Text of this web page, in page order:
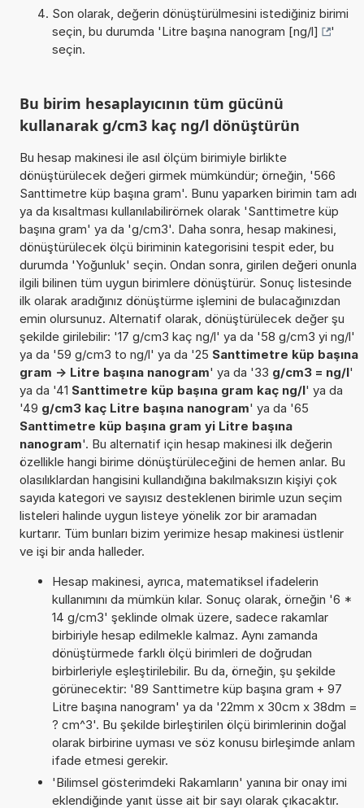
Son olarak, değerin dönüştürülmesini istediğiniz birimi
seçin, bu durumda 'Litre başına nanogram [ng/l]
'
seçin.
Bu birim hesaplayıcının tüm gücünü
kullanarak g/cm3 kaç ng/l dönüştürün
Bu hesap makinesi ile asıl ölçüm birimiyle birlikte
dönüştürülecek değeri girmek mümkündür; örneğin, '566
Santtimetre küp başına gram'. Bunu yaparken birimin tam adı
ya da kısaltması kullanılabilirörnek olarak 'Santtimetre küp
başına gram' ya da 'g/cm3'. Daha sonra, hesap makinesi,
dönüştürülecek ölçü biriminin kategorisini tespit eder, bu
durumda 'Yoğunluk' seçin. Ondan sonra, girilen değeri onunla
ilgili bilinen tüm uygun birimlere dönüştürür. Sonuç listesinde
ilk olarak aradığınız dönüştürme işlemini de bulacağınızdan
emin olursunuz. Alternatif olarak, dönüştürülecek değer şu
şekilde girilebilir: '17 g/cm3 kaç ng/l' ya da '58 g/cm3 yi ng/l'
ya da '59 g/cm3 to ng/l' ya da '25 Santtimetre küp başına
gram -> Litre başına nanogram' ya da '33 g/cm3 = ng/l'
ya da '41 Santtimetre küp başına gram kaç ng/l' ya da
'49 g/cm3 kaç Litre başına nanogram' ya da '65
Santtimetre küp başına gram yi Litre başına
nanogram'. Bu alternatif için hesap makinesi ilk değerin
özellikle hangi birime dönüştürüleceğini de hemen anlar. Bu
olasılıklardan hangisini kullandığına bakılmaksızın kişiyi çok
sayıda kategori ve sayısız desteklenen birimle uzun seçim
listeleri halinde uygun listeye yönelik zor bir aramadan
kurtarır. Tüm bunları bizim yerimize hesap makinesi üstlenir
ve işi bir anda halleder.
Hesap makinesi, ayrıca, matematiksel ifadelerin
kullanımını da mümkün kılar. Sonuç olarak, örneğin '6 *
14 g/cm3' şeklinde olmak üzere, sadece rakamlar
birbiriyle hesap edilmekle kalmaz. Aynı zamanda
dönüştürmede farklı ölçü birimleri de doğrudan
birbirleriyle eşleştirilebilir. Bu da, örneğin, şu şekilde
görünecektir: '89 Santtimetre küp başına gram + 97
Litre başına nanogram' ya da '22mm x 30cm x 38dm =
? cm^3'. Bu şekilde birleştirilen ölçü birimlerinin doğal
olarak birbirine uyması ve söz konusu birleşimde anlam
ifade etmesi gerekir.
'Bilimsel gösterimdeki Rakamların' yanına bir onay imi
eklendiğinde yanıt üsse ait bir sayı olarak çıkacaktır.